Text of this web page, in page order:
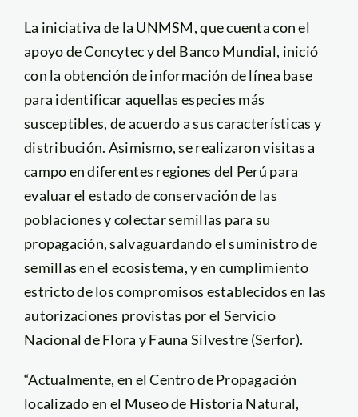
La iniciativa de la UNMSM, que cuenta con el
apoyo de Concytec y del Banco Mundial, inició
con la obtención de información de línea base
para identificar aquellas especies más
susceptibles, de acuerdo a sus características y
distribución. Asimismo, se realizaron visitas a
campo en diferentes regiones del Perú para
evaluar el estado de conservación de las
poblaciones y colectar semillas para su
propagación, salvaguardando el suministro de
semillas en el ecosistema, y en cumplimiento
estricto de los compromisos establecidos en las
autorizaciones provistas por el Servicio
Nacional de Flora y Fauna Silvestre (Serfor).
“Actualmente, en el Centro de Propagación
localizado en el Museo de Historia Natural,